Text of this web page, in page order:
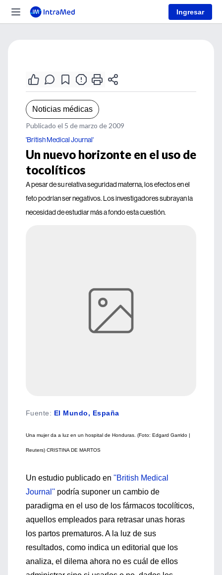
Ingresar
Noticias médicas
Publicado el 5 de marzo de 2009
'British Medical Journal'
Un nuevo horizonte en el uso de
tocolíticos
A pesar de su relativa seguridad materna, los efectos en el
feto podrían ser negativos. Los investigadores subrayan la
necesidad de estudiar más a fondo esta cuestión.
Fuente: El Mundo, España
Una mujer da a luz en un hospital de Honduras. (Foto: Edgard Garrido |
Reuters) CRISTINA DE MARTOS
Un estudio publicado en ''British Medical
Journal'' podría suponer un cambio de
paradigma en el uso de los fármacos tocolíticos,
aquellos empleados para retrasar unas horas
los partos prematuros. A la luz de sus
resultados, como indica un editorial que los
analiza, el dilema ahora no es cuál de ellos